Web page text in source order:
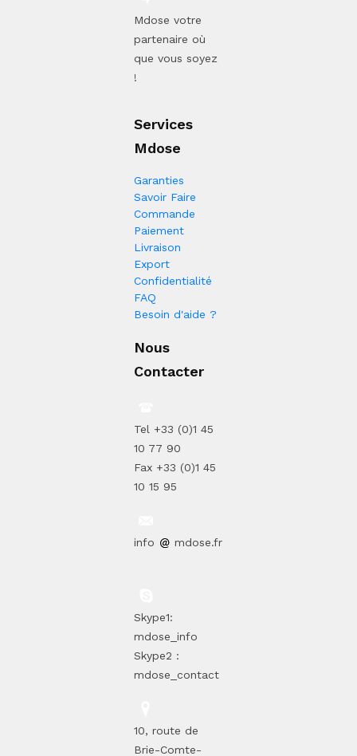
Mdose votre
partenaire où
que vous soyez
!
Services
Mdose
Garanties
Savoir Faire
Commande
Paiement
Livraison
Export
Confidentialité
FAQ
Besoin d'aide ?
Nous
Contacter
Tel +33 (0)1 45
10 77 90
Fax +33 (0)1 45
10 15 95
info mdose.fr
Skype1:
mdose_info
Skype2 :
mdose_contact
10, route de
Brie-Comte-